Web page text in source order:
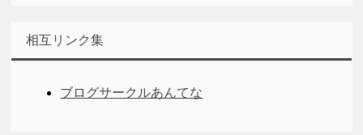
相互リンク集
ブログサークルあんてな